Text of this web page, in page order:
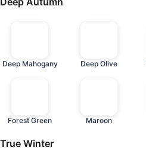
Deep Mahogany Deep Olive
Forest Green Maroon
True Winter